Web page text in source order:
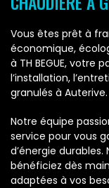
Vous êtes prêt à
économique,
à TH BEGUE, votre
l’installation,
granulés à Auterive.
Notre équipe
service pour vous
d’énergie durables.
bénéficiez dès
adaptées à vos